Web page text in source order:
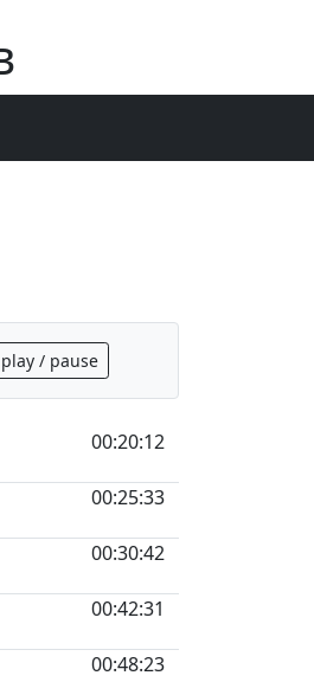
play / pause
00:20:12
00:25:33
00:30:42
00:42:31
00:48:23